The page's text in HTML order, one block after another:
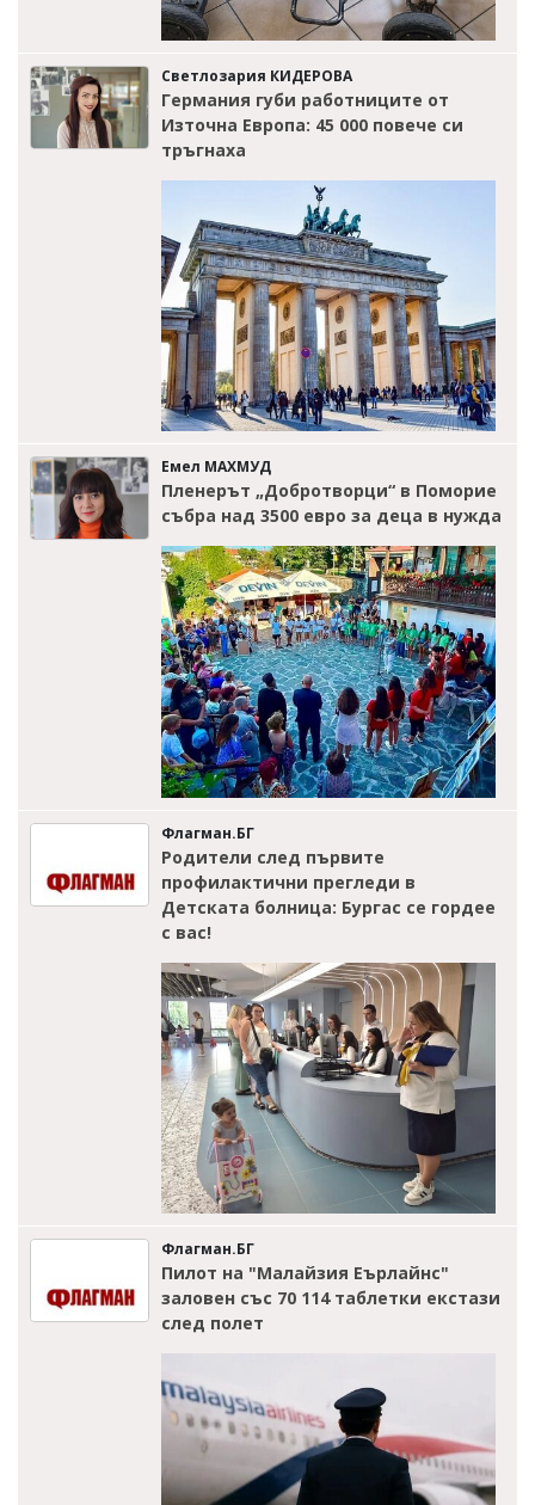
Светлозария КИДЕРОВА
Германия губи работниците от
Източна Европа: 45 000 повече си
тръгнаха
Емел МАХМУД
Пленерът „Добротворци“ в Поморие
събра над 3500 евро за деца в нужда
Флагман.БГ
Родители след първите
профилактични прегледи в
Детската болница: Бургас се гордее
с вас!
Флагман.БГ
Пилот на "Малайзия Еърлайнс"
заловен със 70 114 таблетки екстази
след полет